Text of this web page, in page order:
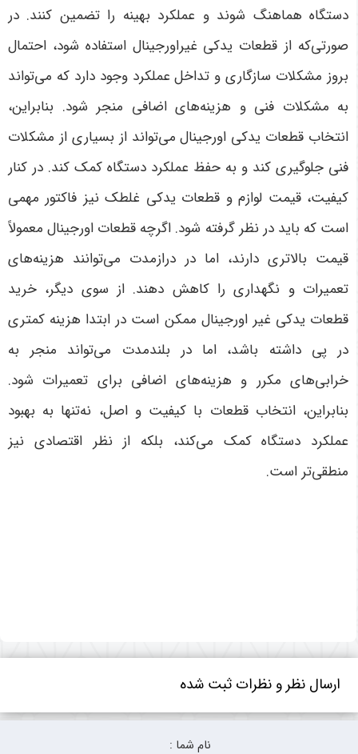
دستگاه هماهنگ شوند و عملکرد بهینه را تضمین کنند. در
صورتی‌که از قطعات یدکی غیراورجینال استفاده شود، احتمال
بروز مشکلات سازگاری و تداخل عملکرد وجود دارد که می‌تواند
به مشکلات فنی و هزینه‌های اضافی منجر شود. بنابراین،
انتخاب قطعات یدکی اورجینال می‌تواند از بسیاری از مشکلات
فنی جلوگیری کند و به حفظ عملکرد دستگاه کمک کند. در کنار
کیفیت، قیمت لوازم و قطعات یدکی غلطک نیز فاکتور مهمی
است که باید در نظر گرفته شود. اگرچه قطعات اورجینال معمولاً
قیمت بالاتری دارند، اما در درازمدت می‌توانند هزینه‌های
تعمیرات و نگهداری را کاهش دهند. از سوی دیگر، خرید
قطعات یدکی غیر اورجینال ممکن است در ابتدا هزینه کمتری
در پی داشته باشد، اما در بلندمدت می‌تواند منجر به
خرابی‌های مکرر و هزینه‌های اضافی برای تعمیرات شود.
بنابراین، انتخاب قطعات با کیفیت و اصل، نه‌تنها به بهبود
عملکرد دستگاه کمک می‌کند، بلکه از نظر اقتصادی نیز
منطقی‌تر است.
ارسال نظر و نظرات ثبت شده
نام شما :